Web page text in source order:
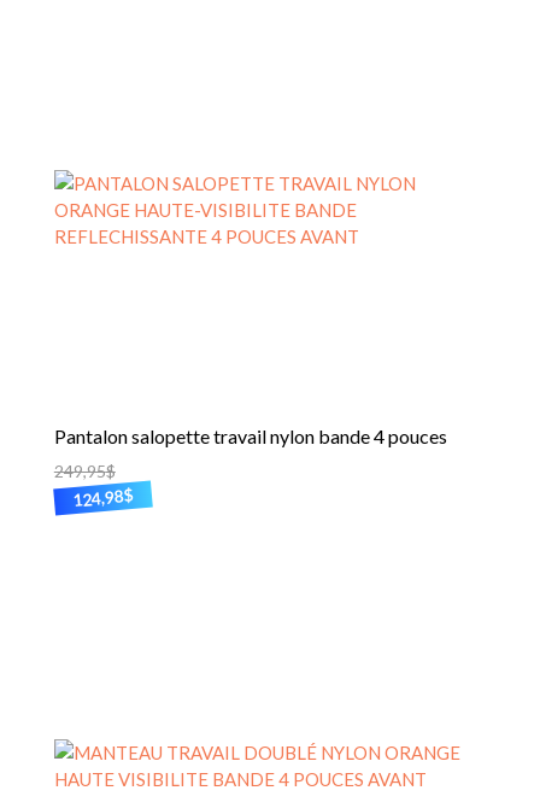
Pantalon salopette travail nylon bande 4 pouces
249,95$
124,98$
Ce
être
choisies
sur